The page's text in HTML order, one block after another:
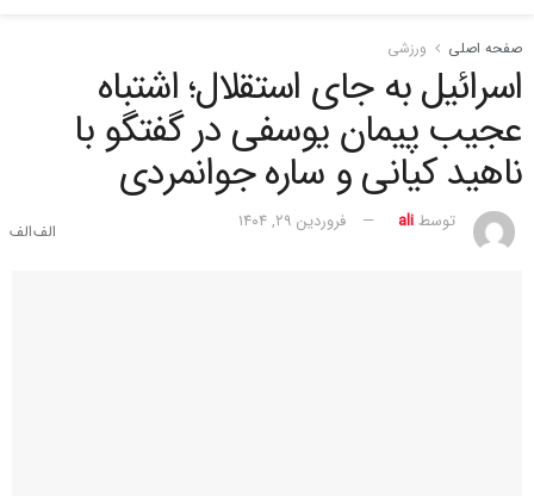
صفحه اصلی ورزشی
اسرائیل به جای استقلال؛ اشتباه
عجیب پیمان یوسفی در گفتگو با
ناهید کیانی و ساره جوانمردی
توسطali فروردین ۲۹, ۱۴۰۴